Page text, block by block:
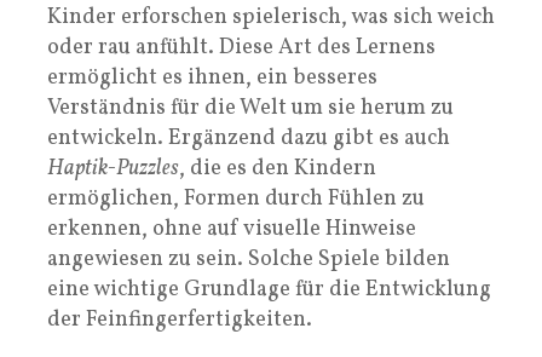
Kinder erforschen spielerisch, was sich weich
oder rau anfühlt. Diese Art des Lernens
ermöglicht es ihnen, ein besseres
Verständnis für die Welt um sie herum zu
entwickeln. Ergänzend dazu gibt es auch
Haptik-Puzzles, die es den Kindern
ermöglichen, Formen durch Fühlen zu
erkennen, ohne auf visuelle Hinweise
angewiesen zu sein. Solche Spiele bilden
eine wichtige Grundlage für die Entwicklung
der Feinfingerfertigkeiten.